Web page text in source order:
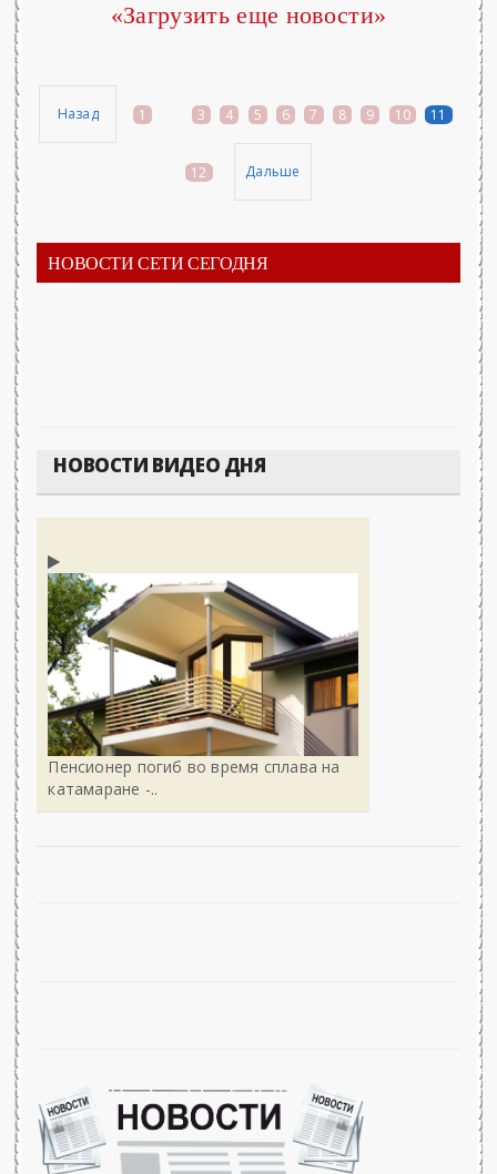
«Загрузить еще новости»
Назад 1 3 4 5 6 7 8 9 10 11
12 Дальше
НОВОСТИ СЕТИ СЕГОДНЯ
НОВОСТИ ВИДЕО ДНЯ
Пенсионер погиб во время сплава на
катамаране -..